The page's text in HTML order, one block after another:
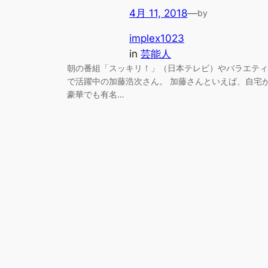
4月 11, 2018—by
implex1023
in 芸能人
朝の番組「スッキリ！」（日本テレビ）やバラエティ
で活躍中の加藤浩次さん。 加藤さんといえば、自宅
豪華でも有名…